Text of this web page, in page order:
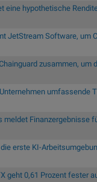
eine hypothetische
JetStream Software, um
zusammen, um
umfassende
meldet Finanzergebnisse
erste KI-
geht 0,61 Prozent fester